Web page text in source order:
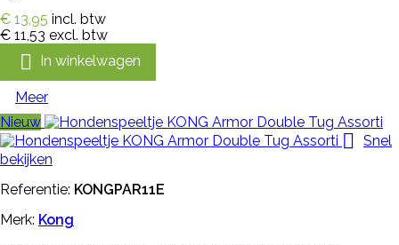
€ 13,95 incl. btw
€ 11,53 excl. btw
 In winkelwagen
Meer
Nieuw

Snel
bekijken
Referentie: KONGPAR11E
Merk: Kong